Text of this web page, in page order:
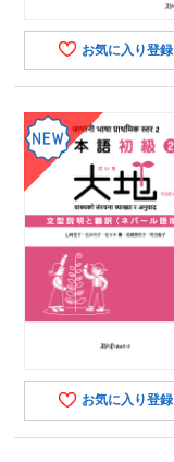
お気に入り登録
お気に入り登録